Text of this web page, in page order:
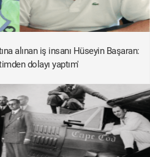
alınan iş insanı Hüseyin Başaran:
dolayı yaptım'